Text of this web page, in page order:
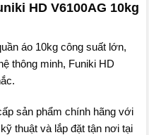
HD V6100AG 10kg
áo 10kg công suất lớn,
thông minh, Funiki HD
sản phẩm chính hãng với
thuật và lắp đặt tận nơi tại